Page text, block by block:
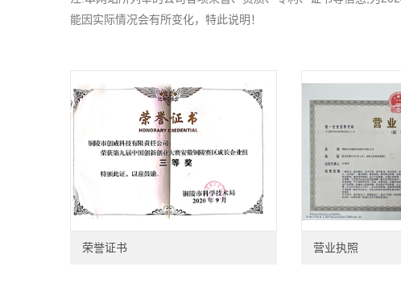
能因实际情况会有所变化，特此说明！
荣誉证书 营业执照